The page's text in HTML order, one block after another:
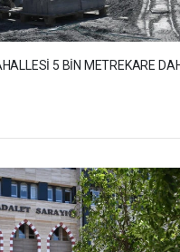
5 BİN METREKARE